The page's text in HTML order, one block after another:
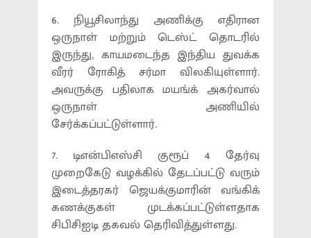
6. நியூசிலாந்து அணிக்கு எதிரான
ஒருநாள் மற்றும் டெஸ்ட் தொடரில்
இருந்து, காயமடைந்த இந்திய துவக்க
வீரர் ரோகித் சர்மா விலகியுள்ளார்.
அவருக்கு பதிலாக மயங்க் அகர்வால்
ஒருநாள் அணியில்
சேர்க்கப்பட்டுள்ளார்.
7. டிஎன்பிஎஸ்சி குரூப் 4 தேர்வு
முறைகேடு வழக்கில் தேடப்பட்டு வரும்
இடைத்தரகர் ஜெயக்குமாரின் வங்கிக்
கணக்குகள் முடக்கப்பட்டுள்ளதாக
சிபிசிஐடி தகவல் தெரிவித்துள்ளது.